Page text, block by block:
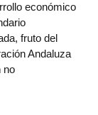
económico
fruto del
Andaluza
no